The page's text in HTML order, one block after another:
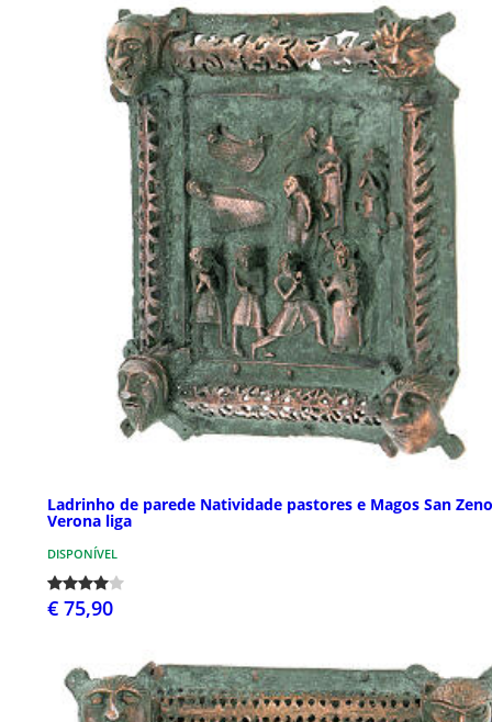
Ladrinho de parede Natividade pastores e Magos San
Verona liga
DISPONÍVEL
€ 75,90